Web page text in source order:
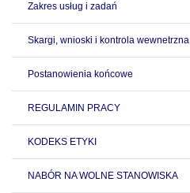
Zakres usług i zadań
Skargi, wnioski i kontrola wewnetrzna
Postanowienia końcowe
REGULAMIN PRACY
KODEKS ETYKI
NABÓR NA WOLNE STANOWISKA